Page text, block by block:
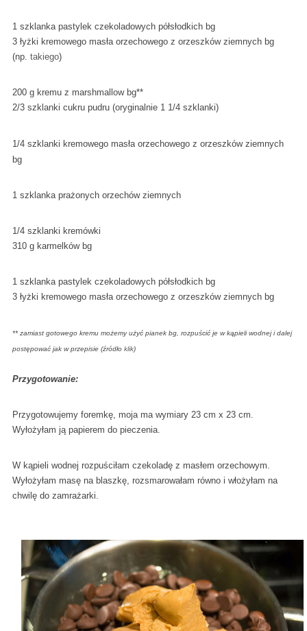
1 szklanka pastylek czekoladowych półsłodkich bg
3 łyżki kremowego masła orzechowego z orzeszków ziemnych bg
(np. takiego)
200 g kremu z marshmallow bg**
2/3 szklanki cukru pudru (oryginalnie 1 1/4 szklanki)
1/4 szklanki kremowego masła orzechowego z orzeszków ziemnych
bg
1 szklanka prażonych orzechów ziemnych
1/4 szklanki kremówki
310 g karmelków bg
1 szklanka pastylek czekoladowych półsłodkich bg
3 łyżki kremowego masła orzechowego z orzeszków ziemnych bg
** zamiast gotowego kremu możemy użyć pianek bg, rozpuścić je w kąpieli wodnej i dalej
postępować jak w przepisie (źródło klik)
Przygotowanie:
Przygotowujemy foremkę, moja ma wymiary 23 cm x 23 cm.
Wyłożyłam ją papierem do pieczenia.
W kąpieli wodnej rozpuściłam czekoladę z masłem orzechowym.
Wyłożyłam masę na blaszkę, rozsmarowałam równo i włożyłam na
chwilę do zamrażarki.